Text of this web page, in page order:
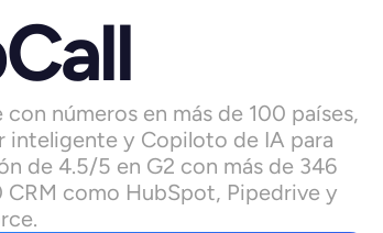
números en más de 100 países,
inteligente y Copiloto de IA para
de 4.5/5 en G2 con más de 346
CRM como HubSpot, Pipedrive y